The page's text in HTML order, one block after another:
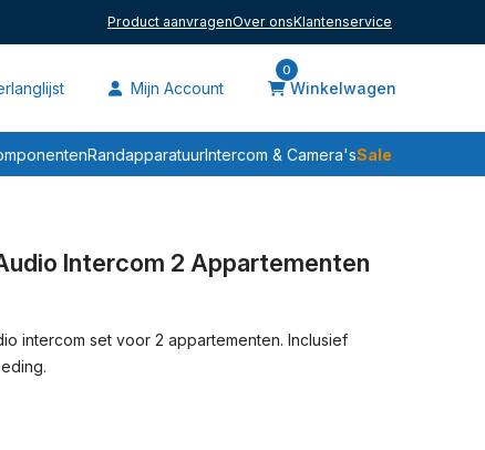
Product aanvragenOver onsKlantenservice
Mijn Account
0
Winkelwagen
RandapparatuurIntercom & Camera'sSale
Intercom 2 Appartementen
intercom set voor 2 appartementen. Inclusief